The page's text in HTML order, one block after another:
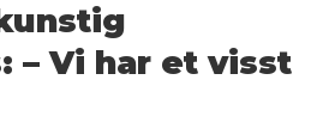
– Vi har et visst